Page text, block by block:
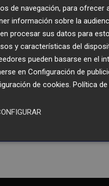
Recibe
Plaza
de navegación, para ofrecer
información sobre la
procesar sus datos para
y características del
pueden basarse en el
en Configuración de
de cookies Política